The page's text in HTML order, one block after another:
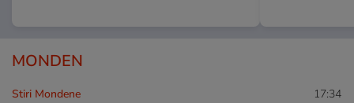
MONDEN
Stiri Mondene 17:34